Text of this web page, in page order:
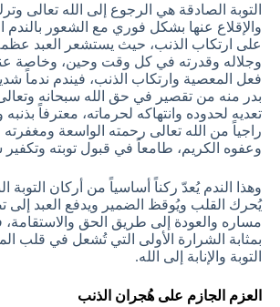
التوبة الصادقة هي الرجوع إلى الله تعالى
والإقلاع عنها بشكل فوري مع الشعور بالندم
على ارتكاب الذنب، حيث يستشعر العبد
وجلاله وقدرته في كل وقت وحين، وخاصة
فعل المعصية وارتكاب الذنب، فيندم ندماً
بدر منه من تقصير في حق الله سبحانه
تعديه لحدوده وانتهاكه لحرماته، معترفاً
راجياً من الله تعالى رحمته الواسعة ومغفرته
وعفوه الكريم، طامعاً في قبول توبته وتكفير
وهذا الندم يُعدّ ركناً أساسياً من أركان التوبة
يُحرك القلب ويُوقظ الضمير ويدفع العبد إلى
مساره والعودة إلى طريق الحق والاستقامة،
بمثابة الشرارة الأولى التي تُشعل في قلب
التوبة والإنابة إلى الله.
العزم الجازم على هُجران الذنب